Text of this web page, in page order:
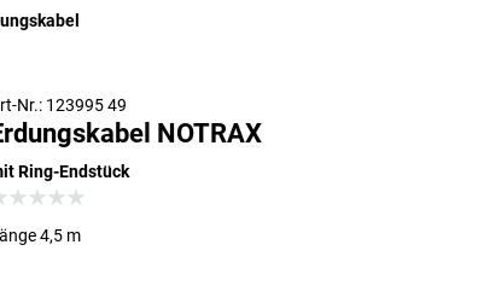
Nr.: 123995 49
NOTRAX
Ring-Endstück
4,5 m